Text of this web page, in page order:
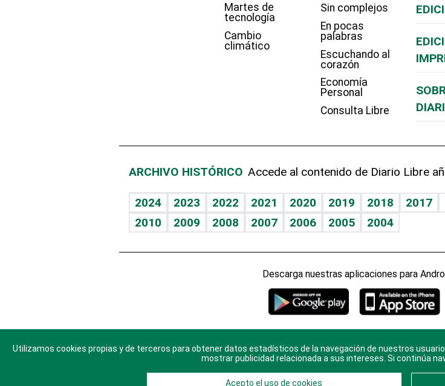
Martes de
tecnología
Cambio
climático
Sin complejos
En pocas
palabras
Escuchando al
corazón
Economía
Personal
Consulta Libre
ARCHIVO HISTÓRICO Accede al contenido de Diario Libre
2024 2023 2022 2021 2020 2019 2018 2017
2010
2009 2008 2007 2006 2005 2004
Descarga nuestras aplicaciones para
© 2025 Diario Libre, todos los derechos
enContactocon nosotros y conoce
Utilizamos cookies propias y de terceros para obtener datos estadísticos de la navegación de nuestros
mostrar publicidad relacionada a sus intereses. Si continúa
Acepto el uso de cookies